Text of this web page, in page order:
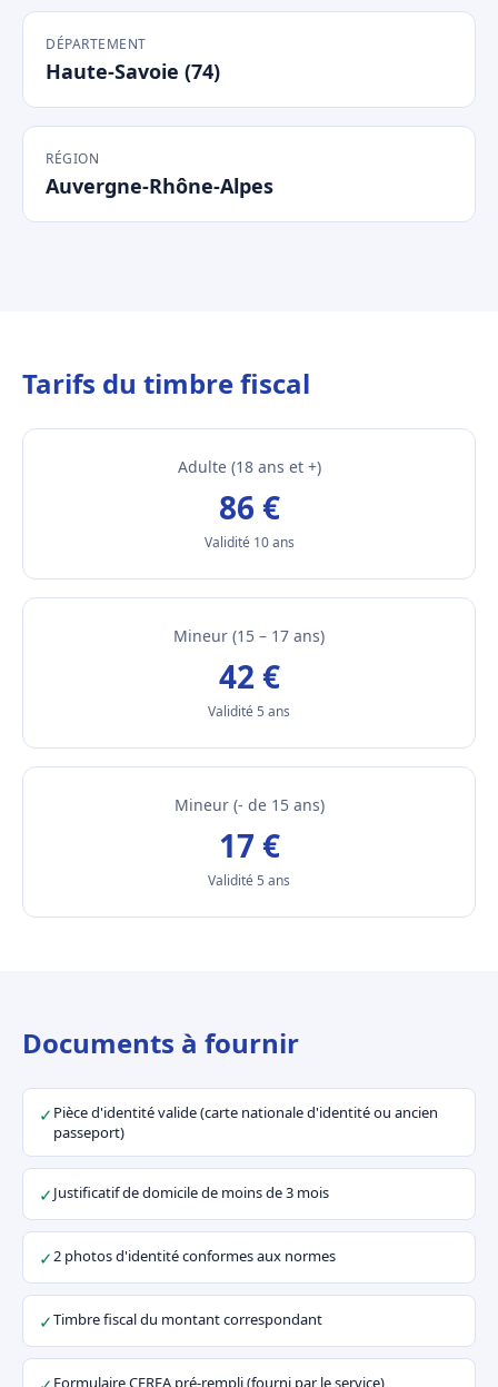
DÉPARTEMENT
Haute-Savoie (74)
RÉGION
Auvergne-Rhône-Alpes
Tarifs du timbre fiscal
Adulte (18 ans et +)
86 €
Validité 10 ans
Mineur (15 – 17 ans)
42 €
Validité 5 ans
Mineur (- de 15 ans)
17 €
Validité 5 ans
Documents à fournir
✓ Pièce d'identité valide (carte nationale d'identité ou ancien
passeport)
✓Justificatif de domicile de moins de 3 mois
✓2 photos d'identité conformes aux normes
✓Timbre fiscal du montant correspondant
Formulaire CERFA pré-rempli (fourni par le service)